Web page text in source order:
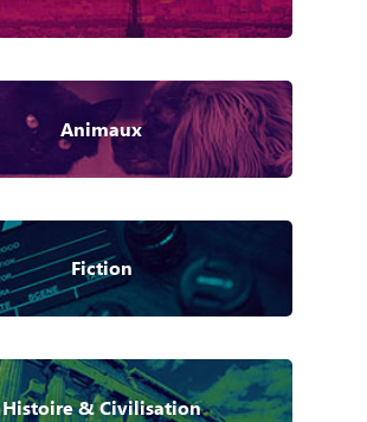
Animaux
Fiction
Histoire & Civilisation